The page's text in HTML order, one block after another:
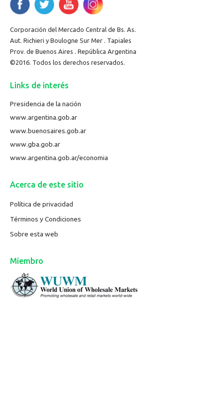
Corporación del Mercado Central de Bs. As.
Aut. Richieri y Boulogne Sur Mer . Tapiales
Prov. de Buenos Aires . República Argentina
©2016. Todos los derechos reservados.
Links de interés
Presidencia de la nación
www.argentina.gob.ar
www.buenosaires.gob.ar
www.gba.gob.ar
www.argentina.gob.ar/economia
Acerca de este sitio
Política de privacidad
Términos y Condiciones
Sobre esta web
Miembro